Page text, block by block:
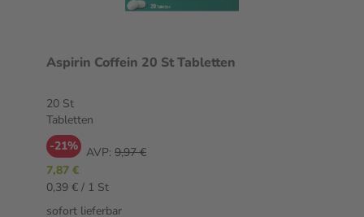
Aspirin Coffein 20 St Tabletten
20 St
Tabletten
-21% AVP: 9,97 €
7,87 €
0,39 € / 1 St
sofort lieferbar